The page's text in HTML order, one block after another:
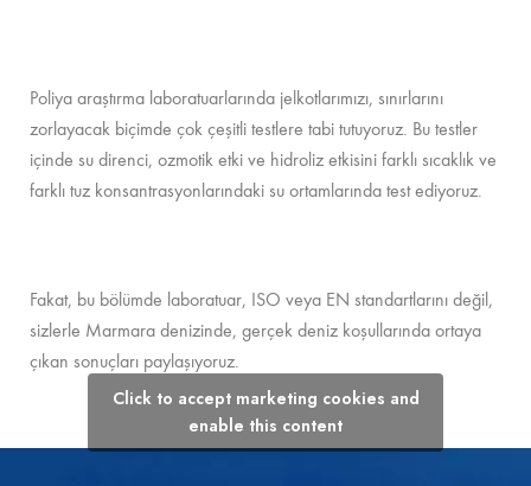
Poliya araştırma laboratuarlarında jelkotlarımızı, sınırlarını
zorlayacak biçimde çok çeşitli testlere tabi tutuyoruz. Bu testler
içinde su direnci, ozmotik etki ve hidroliz etkisini farklı sıcaklık ve
farklı tuz konsantrasyonlarındaki su ortamlarında test ediyoruz.
Fakat, bu bölümde laboratuar, ISO veya EN standartlarını değil,
sizlerle Marmara denizinde, gerçek deniz koşullarında ortaya
çıkan sonuçları paylaşıyoruz.
Click to accept marketing cookies and
enable this content